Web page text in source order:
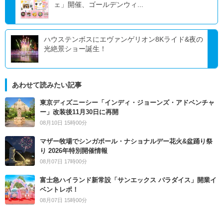
ェ」開催、ゴールデンウィ...
ハウステンボスにエヴァンゲリオン8Kライド&夜の
光絶景ショー誕生！
あわせて読みたい記事
東京ディズニーシー「インディ・ジョーンズ・アドベンチャ
ー」改装後11月30日に再開
08月10日 15時00分
マザー牧場でシンガポール・ナショナルデー花火&盆踊り祭
り 2026年特別開催情報
08月07日 17時00分
富士急ハイランド新常設「サンエックス パラダイス」開業イ
ベントレポ！
08月07日 15時00分